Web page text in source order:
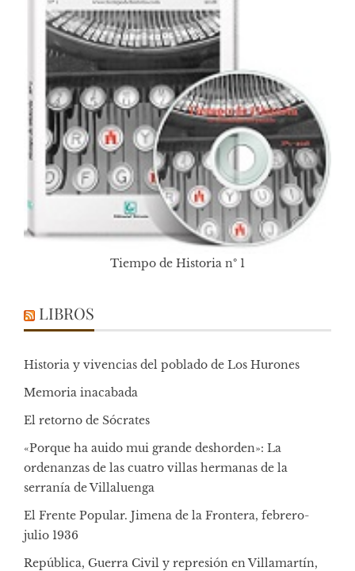
Tiempo de Historia nº 1
LIBROS
Historia y vivencias del poblado de Los Hurones
Memoria inacabada
El retorno de Sócrates
«Porque ha auido mui grande deshorden»: La
ordenanzas de las cuatro villas hermanas de la
serranía de Villaluenga
El Frente Popular. Jimena de la Frontera, febrero-
julio 1936
República, Guerra Civil y represión en Villamartín,